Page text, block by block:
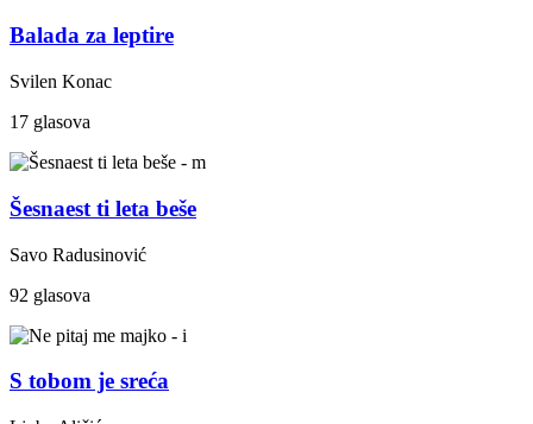
Balada za leptire
Svilen Konac
17 glasova
Šesnaest ti leta beše
Savo Radusinović
92 glasova
S tobom je sreća